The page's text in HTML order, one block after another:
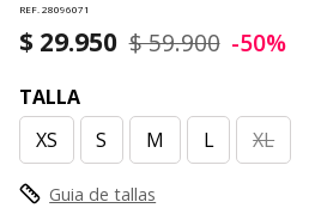
REF. 28096071
$ 29.950 $ 59.900 -50%
TALLA
XS
S M L XL
Guia de tallas